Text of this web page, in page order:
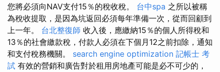
您將必須向NAV支付15％的稅收稅。 台中spa 之所以被稱
為稅收提取，是因為坑返回必須每年準備一次，從而回顧到
上一年。 台北整復師 收入後，應繳納15％的個人所得稅和
13％的社會繳款稅，付款人必須在下個月12之前扣除，通知
和支付稅務機關。 search engine optimization 記帳士 考
試 有效的營銷和廣告對於租用房地產可能是必不可少的，